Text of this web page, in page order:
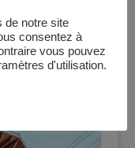
de notre site
consentez à
vous pouvez
d'utilisation.